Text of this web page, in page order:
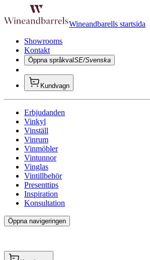
Wineandbarells startsida
Showrooms
Kontakt
Öppna språkvalSE/Svenska
Kundvagn
Erbjudanden
Vinkyl
Vinställ
Vinrum
Vinmöbler
Vintunnor
Vinglas
Vintillbehör
Presenttips
Inspiration
Konsultation
Öppna navigeringen